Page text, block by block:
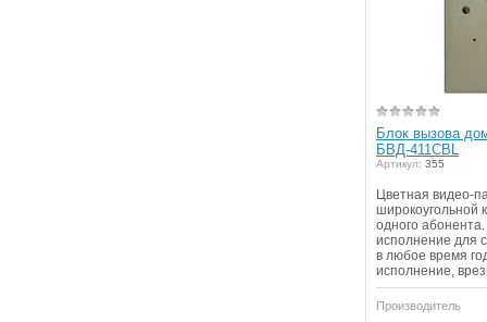
Блок вызова
БВД-411CBL
Артикул: 355
Цветная видео-
широкоугольной
одного
исполнение для
в любое время
исполнение,
Производитель